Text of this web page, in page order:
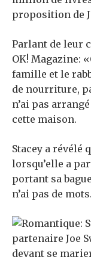
proposition de
Parlant de leur
OK! Magazine:
famille et le
de nourriture,
n’ai pas
cette maison.
Stacey a révélé
lorsqu’elle a
portant sa
n’ai pas de